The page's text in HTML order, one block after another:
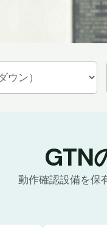
GTN
動作確認設備を保